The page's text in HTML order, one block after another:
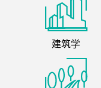
建筑学